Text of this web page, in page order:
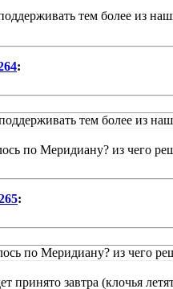
тем более из
:
тем более из
по Меридиану? из чего
:
по Меридиану? из чего
принято завтра (клочья